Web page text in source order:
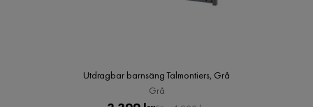
Utdragbar barnsäng Talmontiers, Grå
Grå